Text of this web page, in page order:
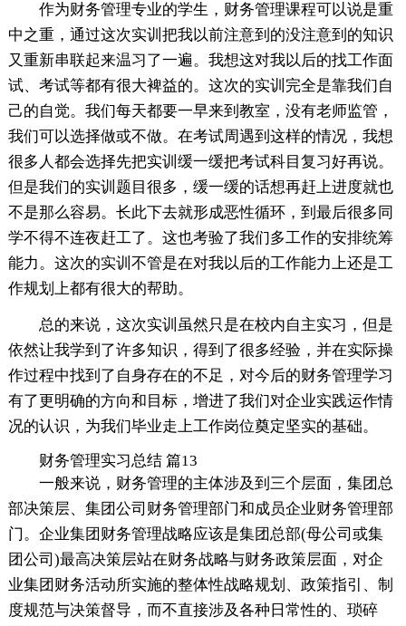
作为财务管理专业的学生，财务管理课程可以说是重
中之重，通过这次实训把我以前注意到的没注意到的知识
又重新串联起来温习了一遍。我想这对我以后的找工作面
试、考试等都有很大裨益的。这次的实训完全是靠我们自
己的自觉。我们每天都要一早来到教室，没有老师监管，
我们可以选择做或不做。在考试周遇到这样的情况，我想
很多人都会选择先把实训缓一缓把考试科目复习好再说。
但是我们的实训题目很多，缓一缓的话想再赶上进度就也
不是那么容易。长此下去就形成恶性循环，到最后很多同
学不得不连夜赶工了。这也考验了我们多工作的安排统筹
能力。这次的实训不管是在对我以后的工作能力上还是工
作规划上都有很大的帮助。
总的来说，这次实训虽然只是在校内自主实习，但是
依然让我学到了许多知识，得到了很多经验，并在实际操
作过程中找到了自身存在的不足，对今后的财务管理学习
有了更明确的方向和目标，增进了我们对企业实践运作情
况的认识，为我们毕业走上工作岗位奠定坚实的基础。
财务管理实习总结 篇13
一般来说，财务管理的主体涉及到三个层面，集团总
部决策层、集团公司财务管理部门和成员企业财务管理部
门。企业集团财务管理战略应该是集团总部(母公司或集
团公司)最高决策层站在财务战略与财务政策层面，对企
业集团财务活动所实施的整体性战略规划、政策指引、制
度规范与决策督导，而不直接涉及各种日常性的、琐碎